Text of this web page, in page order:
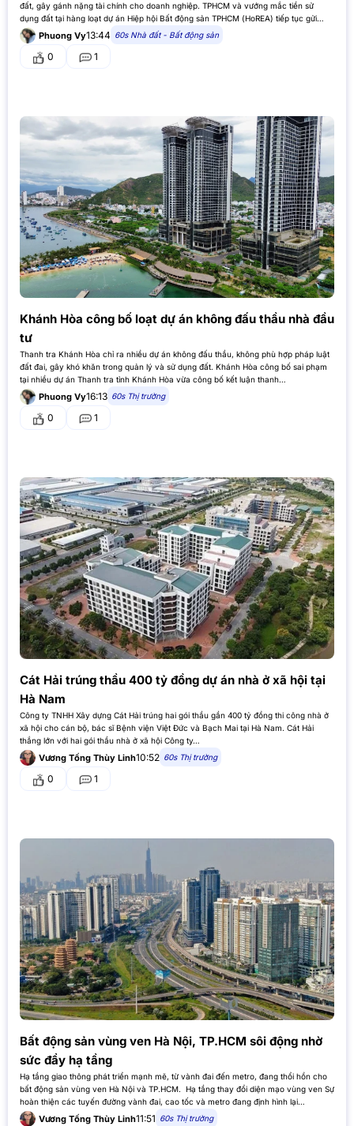
đất, gây gánh nặng tài chính cho doanh nghiệp. TPHCM và vướng mắc tiền sử
dụng đất tại hàng loạt dự án Hiệp hội Bất động sản TPHCM (HoREA) tiếp tục gửi
kiến…Phuong Vy13:44 60s Nhà đất - Bất động sản
0 1
Khánh Hòa công bố loạt dự án không đấu thầu nhà đầu
tư
Thanh tra Khánh Hòa chỉ ra nhiều dự án không đấu thầu, không phù hợp pháp luật
đất đai, gây khó khăn trong quản lý và sử dụng đất. Khánh Hòa công bố sai phạm
tại nhiều dự án Thanh tra tỉnh Khánh Hòa vừa công bố kết luận thanh…
Phuong Vy16:13 60s Thị trường
0 1
Cát Hải trúng thầu 400 tỷ đồng dự án nhà ở xã hội tại
Hà Nam
Công ty TNHH Xây dựng Cát Hải trúng hai gói thầu gần 400 tỷ đồng thi công nhà ở
xã hội cho cán bộ, bác sĩ Bệnh viện Việt Đức và Bạch Mai tại Hà Nam. Cát Hải
thắng lớn với hai gói thầu nhà ở xã hội Công ty…
Vương Tống Thùy Linh10:52 60s Thị trường
0 1
Bất động sản vùng ven Hà Nội, TP.HCM sôi động nhờ
sức đẩy hạ tầng
Hạ tầng giao thông phát triển mạnh mẽ, từ vành đai đến metro, đang thổi hồn cho
bất động sản vùng ven Hà Nội và TP.HCM. Hạ tầng thay đổi diện mạo vùng ven Sự
hoàn thiện các tuyến đường vành đai, cao tốc và metro đang định hình lại…
Vương Tống Thùy Linh11:51 60s Thị trường